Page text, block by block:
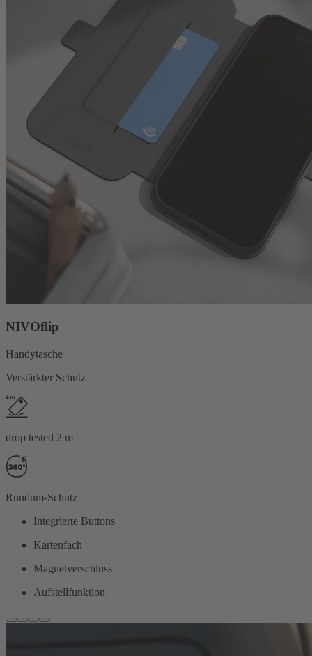
NIVOflip
Handytasche
Verstärkter Schutz
drop tested 2 m
Rundum-Schutz
Integrierte Buttons
Kartenfach
Magnetverschluss
Aufstellfunktion